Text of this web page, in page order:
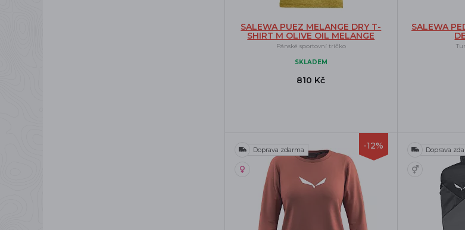
SALEWA PUEZ MELANGE DRY T-
SHIRT M OLIVE OIL MELANGE
Pánské sportovní tričko
SKLADEM
810 Kč
SALEWA
-12%
Doprava zdarma Doprava